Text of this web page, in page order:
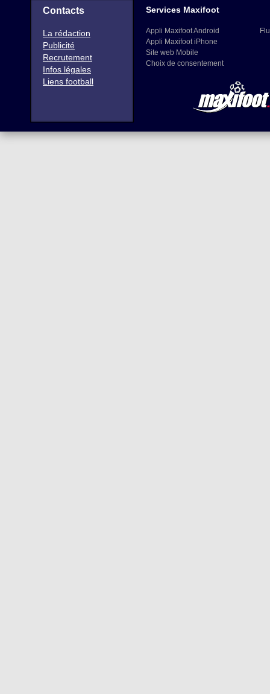
Contacts
La rédaction
Publicité
Recrutement
Infos légales
Liens football
Services Maxifoot
Appli Maxifoot Android
Appli Maxifoot iPhone
Site web Mobile
Choix de consentement